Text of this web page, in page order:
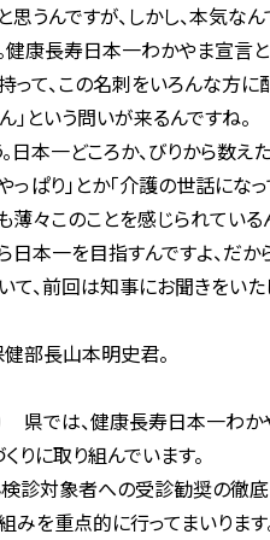
うんですが、しかし、本気なん
長寿日本一わかやま宣言と
て、この名刺をいろんな方に
という問いが来るんですね。
。日本一どころか、びりから
やっぱり」とか「介護の世話
薄々このことを感じられてい
日本一を目指すんですよ、だ
、前回は知事にお聞きをい
部長山本明史君。
県では、健康長寿日本一わ
りに取り組んでいます。
診対象者への受診勧奨の徹
を重点的に行ってまいります